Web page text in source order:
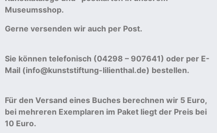
Museumsshop.
Gerne versenden wir auch per Post.
Sie können telefonisch (04298 – 907641) oder per E-
Mail (info@kunststiftung-lilienthal.de) bestellen.
Für den Versand eines Buches berechnen wir 5 Euro,
bei mehreren Exemplaren im Paket liegt der Preis bei
10 Euro.